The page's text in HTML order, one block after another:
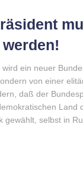
ein neuer
von einer
daß der
Land
gewählt, selbst in